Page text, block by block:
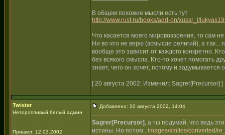
В общем похожие мысли есть тут
http://www.rusf.ru/books/add-on/xussr_l/
Что касается моего мировоззрения, то сам
Ни во что не верю (всмысле религий), а
вообще это зависит от каждого конкретно.
без всякого смысла. Кто-то хочет помогать
знает, чего он хочет, потому и задумывается
[ 20 августа 2002: Изменил: Sagrer[Precursor] ]
Twister
Неторопливый белый админ
Пришел: 12.03.2002
Добавлено: 20 августа 2002, 14:04
Sagrer[Precursor] , а ты подумай, что ведь
истины. Но потом.. images/smiles/converted/